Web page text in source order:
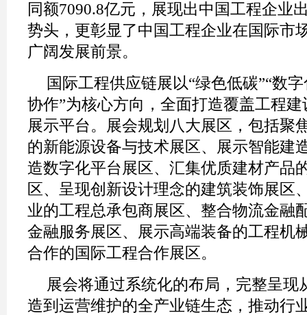
同额7090.8亿元，展现出中国工程企业
势头，更彰显了中国工程企业在国际市
广阔发展前景。
国际工程供应链展以“绿色低碳”“数
协作”为核心方向，全面打造覆盖工程
展示平台。展会规划八大展区，包括聚
的新能源设备与技术展区、展示智能建
造数字化平台展区、汇集优质建材产品
区、呈现创新设计理念的建筑装饰展区
业的工程总承包商展区、整合物流金融
金融服务展区、展示高端装备的工程机
合作的国际工程合作展区。
展会将通过系统化的布局，完整呈现
造到运营维护的全产业链生态，推动行